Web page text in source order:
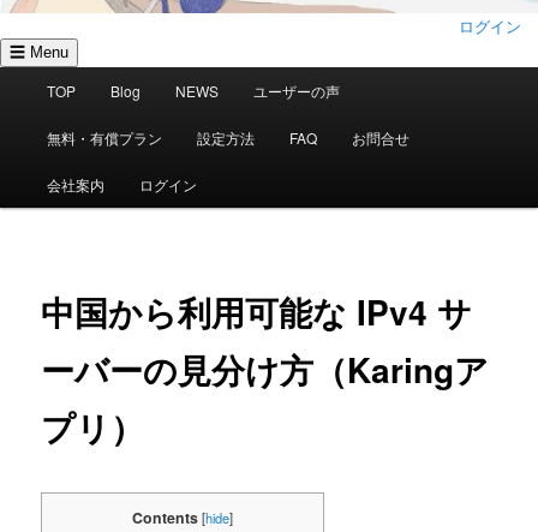
ログイン
☰ Menu
ュ
TOP Blog NEWS ユーザーの声
無料・有償プラン 設定方法 FAQ お問合せ
会社案内 ログイン
中国から利用可能な IPv4 サ
ーバーの見分け方（Karingア
プリ）
Contents[hide]